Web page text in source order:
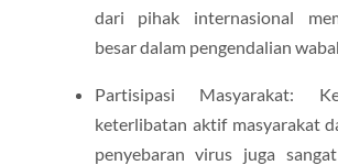
dari pihak internasional
besar dalam pengendalian
Partisipasi Masyarakat:
keterlibatan aktif masyarakat
penyebaran virus juga